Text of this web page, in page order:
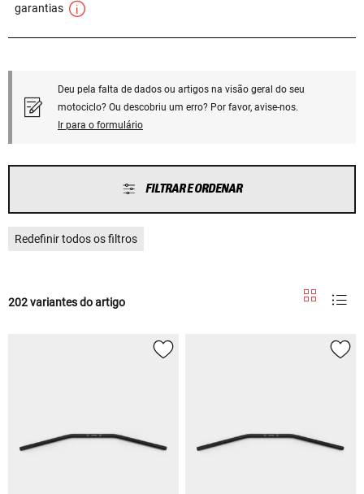
garantias
Deu pela falta de dados ou artigos na visão geral do seu
motociclo? Ou descobriu um erro? Por favor, avise-nos.
Ir para o formulário
FILTRAR E ORDENAR
Redefinir todos os filtros
202 variantes do artigo